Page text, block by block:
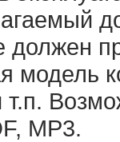
модель
MP3.